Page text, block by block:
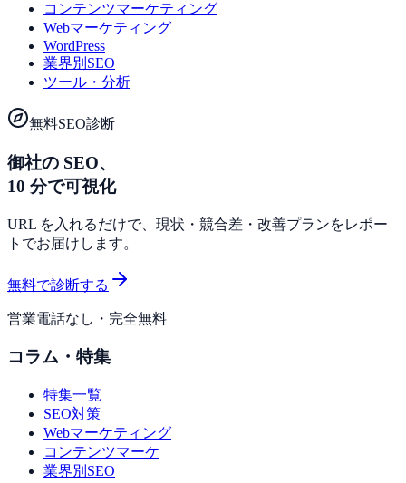
コンテンツマーケティング
Webマーケティング
WordPress
業界別SEO
ツール・分析
無料SEO診断
御社の SEO、
10 分で可視化
URL を入れるだけで、現状・競合差・改善プランをレポー
トでお届けします。
無料で診断する
営業電話なし・完全無料
コラム・特集
特集一覧
SEO対策
Webマーケティング
コンテンツマーケ
業界別SEO